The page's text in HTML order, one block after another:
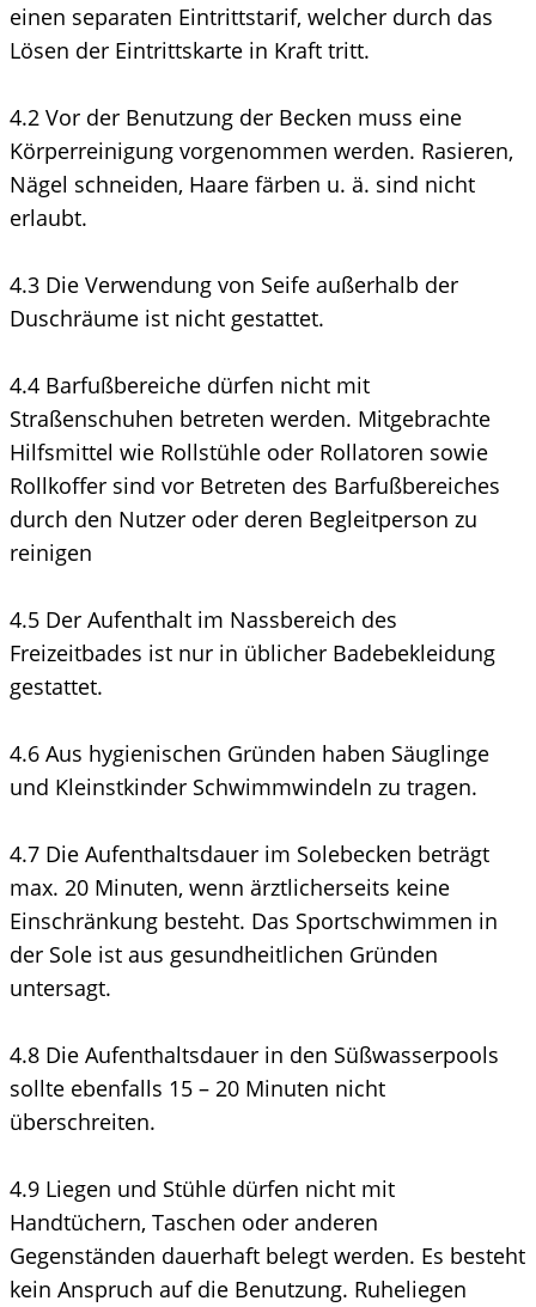
einen separaten Eintrittstarif, welcher durch das
Lösen der Eintrittskarte in Kraft tritt.
4.2 Vor der Benutzung der Becken muss eine
Körperreinigung vorgenommen werden. Rasieren,
Nägel schneiden, Haare färben u. ä. sind nicht
erlaubt.
4.3 Die Verwendung von Seife außerhalb der
Duschräume ist nicht gestattet.
4.4 Barfußbereiche dürfen nicht mit
Straßenschuhen betreten werden. Mitgebrachte
Hilfsmittel wie Rollstühle oder Rollatoren sowie
Rollkoffer sind vor Betreten des Barfußbereiches
durch den Nutzer oder deren Begleitperson zu
reinigen
4.5 Der Aufenthalt im Nassbereich des
Freizeitbades ist nur in üblicher Badebekleidung
gestattet.
4.6 Aus hygienischen Gründen haben Säuglinge
und Kleinstkinder Schwimmwindeln zu tragen.
4.7 Die Aufenthaltsdauer im Solebecken beträgt
max. 20 Minuten, wenn ärztlicherseits keine
Einschränkung besteht. Das Sportschwimmen in
der Sole ist aus gesundheitlichen Gründen
untersagt.
4.8 Die Aufenthaltsdauer in den Süßwasserpools
sollte ebenfalls 15 – 20 Minuten nicht
überschreiten.
4.9 Liegen und Stühle dürfen nicht mit
Handtüchern, Taschen oder anderen
Gegenständen dauerhaft belegt werden. Es besteht
kein Anspruch auf die Benutzung. Ruheliegen